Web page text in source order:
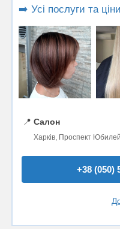
➡️ Усі послуги та
📍 Салон
Харків, Проспект
+38 (050)